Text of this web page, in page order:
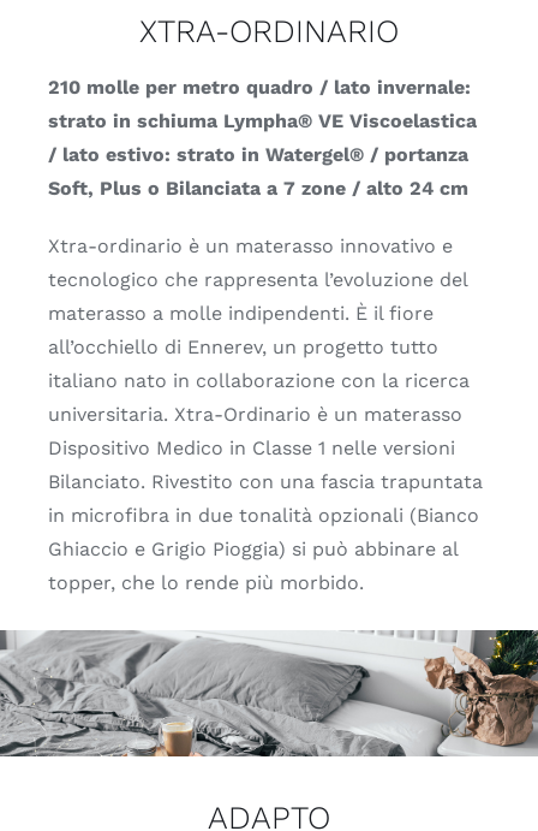
XTRA-ORDINARIO
210 molle per metro quadro / lato invernale:
strato in schiuma Lympha® VE Viscoelastica
/ lato estivo: strato in Watergel® / portanza
Soft, Plus o Bilanciata a 7 zone / alto 24 cm
Xtra-ordinario è un materasso innovativo e
tecnologico che rappresenta l’evoluzione del
materasso a molle indipendenti. È il fiore
all’occhiello di Ennerev, un progetto tutto
italiano nato in collaborazione con la ricerca
universitaria. Xtra-Ordinario è un materasso
Dispositivo Medico in Classe 1 nelle versioni
Bilanciato. Rivestito con una fascia trapuntata
in microfibra in due tonalità opzionali (Bianco
Ghiaccio e Grigio Pioggia) si può abbinare al
topper, che lo rende più morbido.
ADAPTO